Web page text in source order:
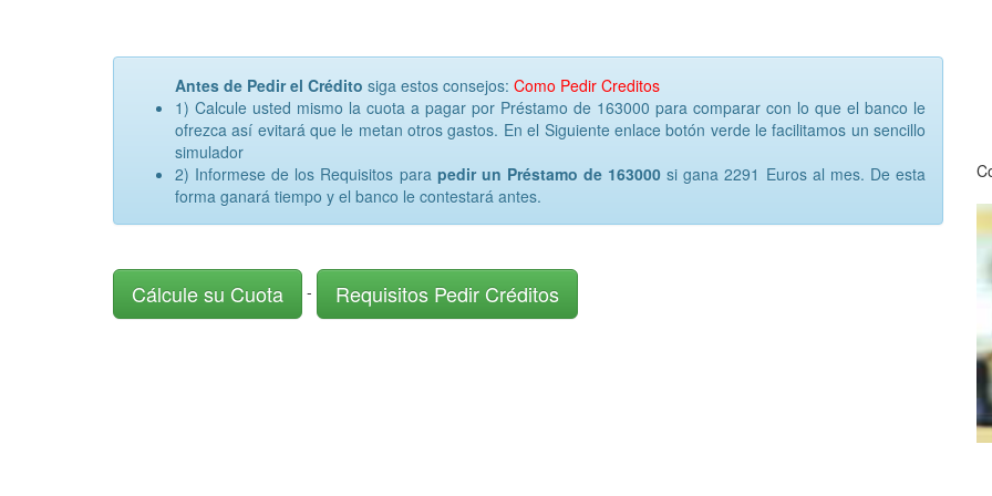
Antes de Pedir el Crédito siga estos consejos: Como Pedir Creditos
1) Calcule usted mismo la cuota a pagar por Préstamo de 163000 para comparar con lo que el banco le
ofrezca así evitará que le metan otros gastos. En el Siguiente enlace botón verde le facilitamos un sencillo
simulador
2) Informese de los Requisitos para pedir un Préstamo de 163000si gana 2291 Euros al mes. De esta
forma ganará tiempo y el banco le contestará antes.
Cálcule su Cuota - Requisitos Pedir Créditos